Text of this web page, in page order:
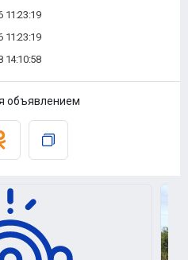
11:23:19
11:23:19
14:10:58
объявлением